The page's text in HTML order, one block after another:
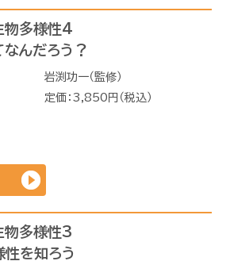
物多様性4
んだろう？
岩渕功一（監修）
定価：3,850円（税込）
物多様性3
を知ろう